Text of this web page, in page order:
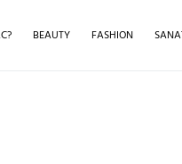
BEAUTY FASHION